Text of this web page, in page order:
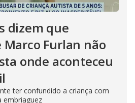
dizem que
Furlan não
onde aconteceu
ter confundido a criança com
embriaguez